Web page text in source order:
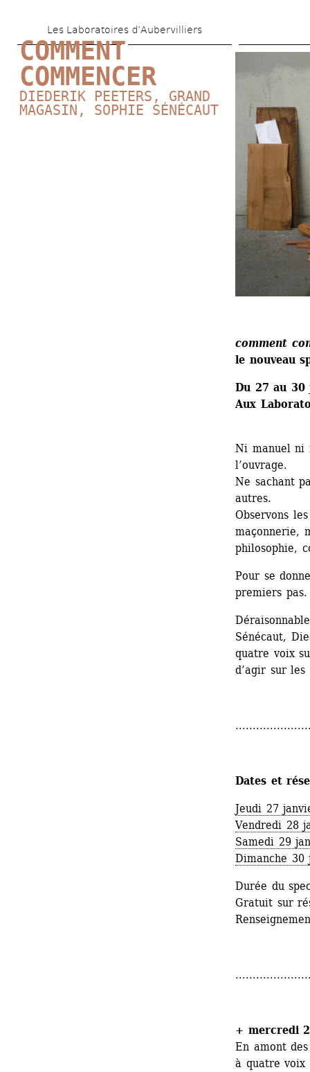
au
contenu
principal
Les Laboratoires d’Aubervilliers
COMMENT
COMMENCER
DIEDERIK PEETERS , GRAND
MAGASIN, SOPHIE SÉNÉCAUT
comment
le nouveau
Du 27 au 30
Aux
Ni manuel ni
l’ouvrage.
Ne sachant
autres.
Observons
maçonnerie,
philosophie,
Pour se
premiers
Sénécaut,
quatre voix
d’agir sur
Dates et
Jeudi 27
Vendredi 28
Samedi 29
Dimanche 30
Durée du
Gratuit sur
+ mercredi
En amont
à quatre